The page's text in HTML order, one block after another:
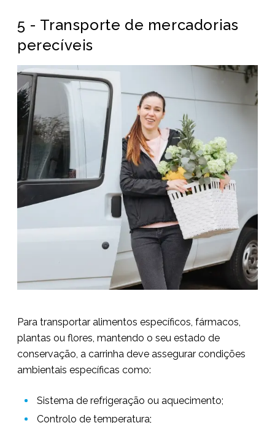
5 - Transporte de mercadorias
perecíveis
Para transportar alimentos específicos, fármacos,
plantas ou flores, mantendo o seu estado de
conservação, a carrinha deve assegurar condições
ambientais específicas como:
Sistema de refrigeração ou aquecimento;
Controlo de temperatura;